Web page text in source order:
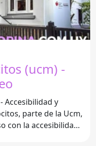
(ucm) -
Accesibilidad y
con la accesibilidad